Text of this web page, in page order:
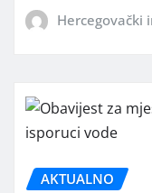
Hercegovački
AKTUALNO